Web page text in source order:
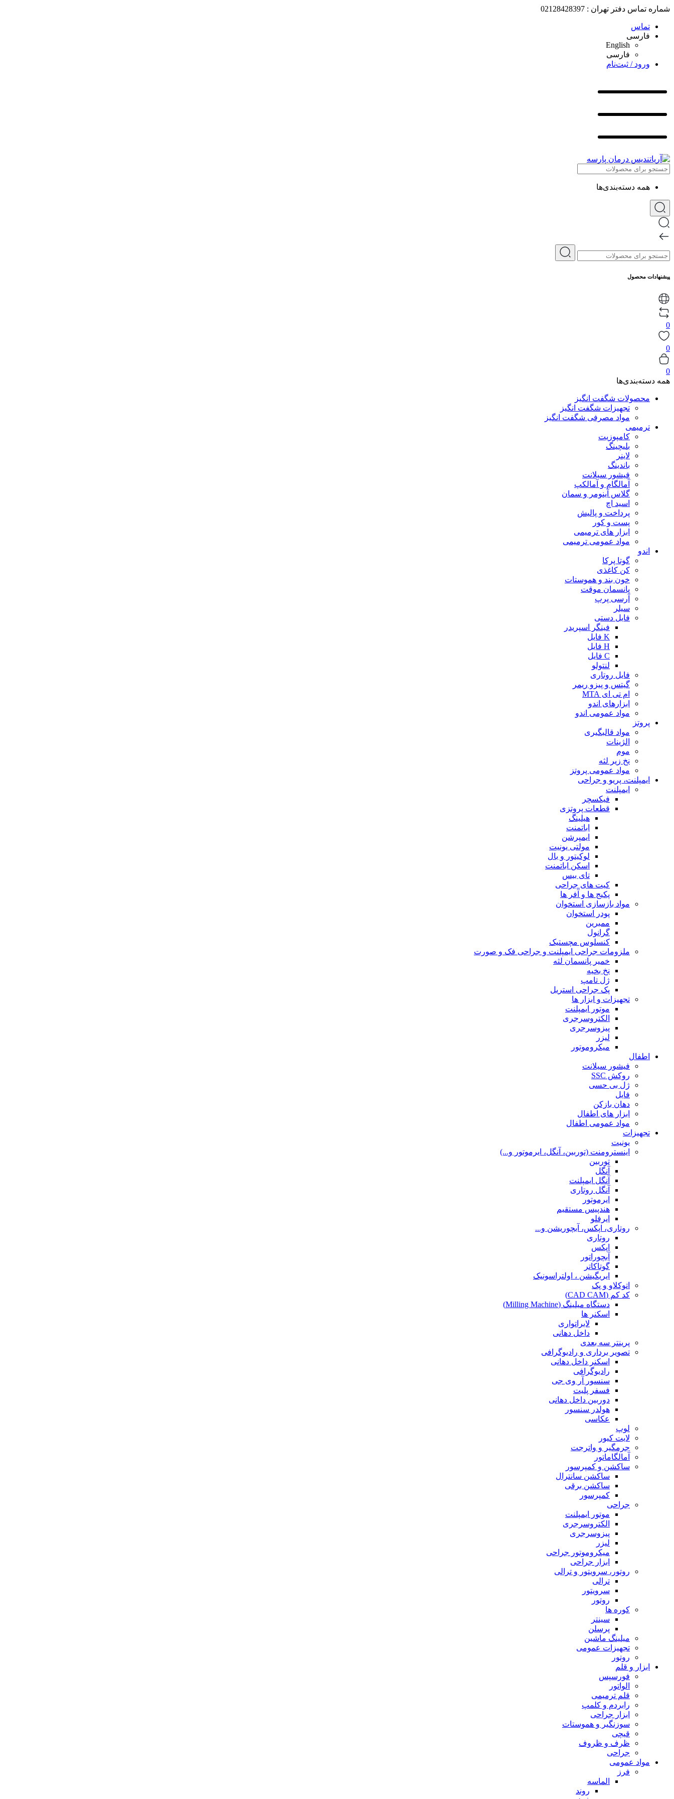
شماره تماس دفتر تهران : 02128428397
تماس
فارسی
English
فارسی
ورود / ثبت‌نام
همه دسته‌بندی‌ها
پیشنهادات محصول
0
0
0
همه دسته‌بندی‌ها
محصولات شگفت انگیز
تجهیزات شگفت انگیز
مواد مصرفی شگفت انگیز
ترمیمی
کامپوزیت
بلیچینگ
لاینر
باندینگ
فیشور سیلانت
آمالگام و آمالکپ
گلاس آینومر و سمان
اسید اچ
پرداخت و پالیش
پست و کور
ابزار های ترمیمی
مواد عمومی ترمیمی
اندو
گوتا پرکا
کن کاغذی
خون بند و هموستات
پانسمان موقت
آرسی پرپ
سیلر
فایل دستی
فینگر اسپریدر
K فایل
H فایل
C فایل
لنتولو
فایل روتاری
گیتس و پیزو ریمر
ام تی ای MTA
ابزارهای اندو
مواد عمومی اندو
پروتز
مواد قالبگیری
الژینات
موم
نخ زیر لثه
مواد عمومی پروتز
ایمپلنت، پریو و جراحی
ایمپلنت
فیکسچر
قطعات پروتزی
هیلینگ
اباتمنت
ایمپرشن
مولتی یونیت
لوکیتور و بال
اسکن اباتمنت
تای بیس
کیت های جراحی
پکیج ها و آفر ها
مواد بازسازی استخوان
پودر استخوان
ممبرین
گرانول
کنسلوس مچستیک
ملزومات جراحی ایمپلنت و جراحی فک و صورت
خمیر پانسمان لثه
نخ بخیه
ژل تامپ
پک جراحی استریل
تجهیزات و ابزار ها
موتور ایمپلنت
الکتروسرجری
پیزوسرجری
لیزر
میکروموتور
اطفال
فیشور سیلانت
روکش SSC
ژل بی حسی
فایل
دهان بازکن
ابزار های اطفال
مواد عمومی اطفال
تجهیزات
یونیت
اینسترومنت (توربین، آنگل، ایرموتور و...)
توربین
آنگل
آنگل ایمپلنت
آنگل روتاری
ایرموتور
هندپیس مستقیم
ایرفلو
روتاری، اپکس، آبچوریشن و...
روتاری
اپکس
آبچوراتور
گوتاکاتر
ایریگیشن ، اولتراسونیک
اتوکلاو و پک
کد کم (CAD CAM)
دستگاه میلینگ (Milling Machine)
اسکنر ها
لابراتواری
داخل دهانی
پرینتر سه بعدی
تصویر برداری و رادیوگرافی
اسکنر داخل دهانی
رادیوگرافی
سنسور آر وی جی
فسفر پلیت
دوربین داخل دهانی
هولدر سنسور
عکاسی
لوپ
لایت کیور
جرمگیر و واترجت
آمالگاماتور
ساکشن و کمپرسور
ساکشن سانترال
ساکشن برقی
کمپرسور
جراحی
موتور ایمپلنت
الکتروسرجری
پیزوسرجری
لیزر
میکروموتور جراحی
ابزار جراحی
روتور، سرویتور و ترالی
ترالی
سرویتور
روتور
کوره ها
سینتر
پرسلن
میلینگ ماشین
تجهیزات عمومی
روتور
ابزار و قلم
فورسپس
الواتور
قلم ترمیمی
رابردم و کلمپ
ابزار جراحی
سوزنگیر و هموستات
قیچی
ظرف و ظروف
جراحی
مواد عمومی
فرز
الماسه
روند